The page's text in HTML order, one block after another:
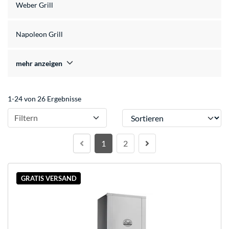
Weber Grill
Napoleon Grill
mehr anzeigen
1-24 von 26 Ergebnisse
Filtern Sortieren
1 2
GRATIS VERSAND